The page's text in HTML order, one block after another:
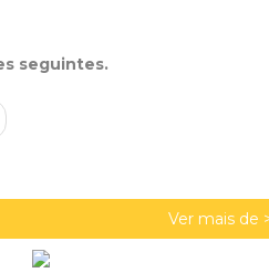
seguintes.
Ver mais de